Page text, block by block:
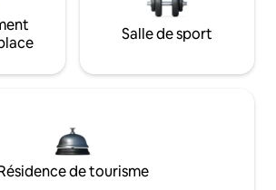
Salle de sport
de tourisme